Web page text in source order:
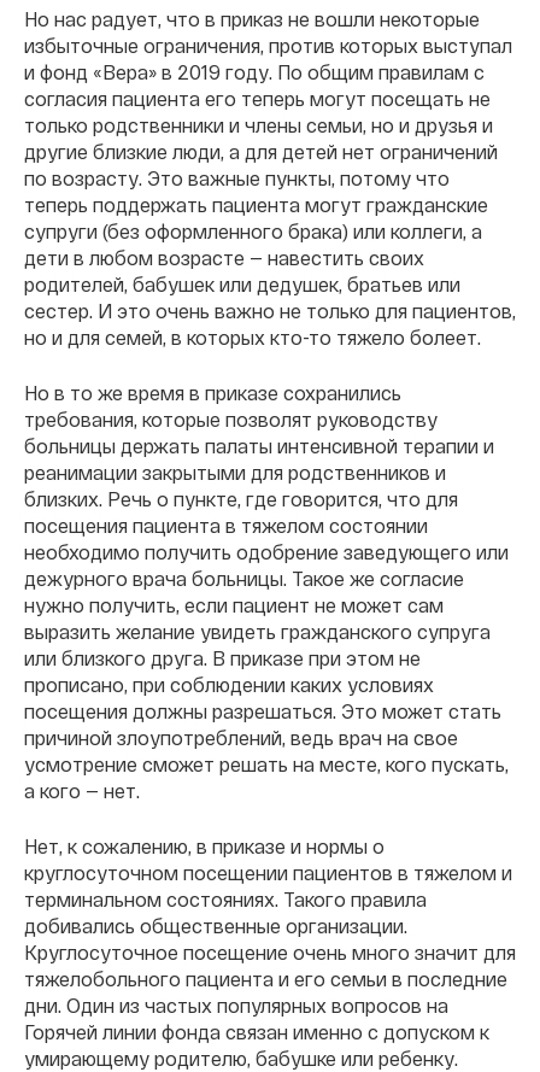
Но нас радует, что в приказ не вошли некоторые
избыточные ограничения, против которых выступал
и фонд «Вера» в 2019 году. По общим правилам с
согласия пациента его теперь могут посещать не
только родственники и члены семьи, но и друзья и
другие близкие люди, а для детей нет ограничений
по возрасту. Это важные пункты, потому что
теперь поддержать пациента могут гражданские
супруги (без оформленного брака) или коллеги, а
дети в любом возрасте — навестить своих
родителей, бабушек или дедушек, братьев или
сестер. И это очень важно не только для пациентов,
но и для семей, в которых кто-то тяжело болеет.
Но в то же время в приказе сохранились
требования, которые позволят руководству
больницы держать палаты интенсивной терапии и
реанимации закрытыми для родственников и
близких. Речь о пункте, где говорится, что для
посещения пациента в тяжелом состоянии
необходимо получить одобрение заведующего или
дежурного врача больницы. Такое же согласие
нужно получить, если пациент не может сам
выразить желание увидеть гражданского супруга
или близкого друга. В приказе при этом не
прописано, при соблюдении каких условиях
посещения должны разрешаться. Это может стать
причиной злоупотреблений, ведь врач на свое
усмотрение сможет решать на месте, кого пускать,
а кого — нет.
Нет, к сожалению, в приказе и нормы о
круглосуточном посещении пациентов в тяжелом и
терминальном состояниях. Такого правила
добивались общественные организации.
Круглосуточное посещение очень много значит для
тяжелобольного пациента и его семьи в последние
дни. Один из частых популярных вопросов на
Горячей линии фонда связан именно с допуском к
умирающему родителю, бабушке или ребенку.